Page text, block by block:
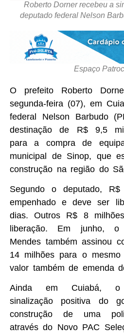
Roberto Dorner recebeu a
deputado federal Nelson
Espaço
O prefeito Roberto
segunda-feira (07), em
federal Nelson Barbudo
destinação de R$ 9,5
para a compra de
municipal de Sinop, que
construção na região do
Segundo o deputado,
empenhado e deve ser
dias. Outros R$ 8
liberação. Em junho, o
Mendes também assinou
14 milhões para o
valor também de emenda
Ainda em Cuiabá, o
sinalização positiva do
construção de uma
através do Novo PAC